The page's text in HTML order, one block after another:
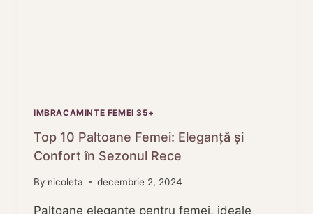
IMBRACAMINTE FEMEI 35+
Top 10 Paltoane Femei: Eleganță și
Confort în Sezonul Rece
By nicoleta decembrie 2, 2024
Paltoane elegante pentru femei, ideale